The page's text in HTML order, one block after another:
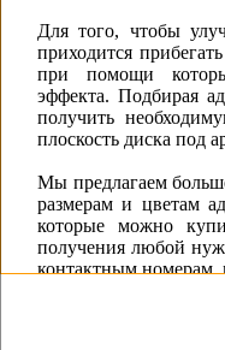
Для того, чтобы
приходится
при помощи
эффекта. Подбирая
получить
плоскость диска под
Мы предлагаем
размерам и цветам
которые можно
получения любой
контактным